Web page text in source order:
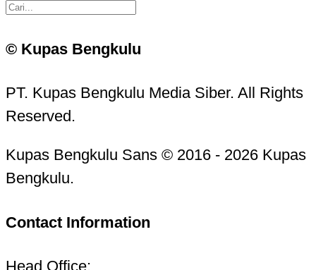
© Kupas Bengkulu
PT. Kupas Bengkulu Media Siber. All Rights
Reserved.
Kupas Bengkulu Sans © 2016 - 2026 Kupas
Bengkulu.
Contact Information
Head Office: